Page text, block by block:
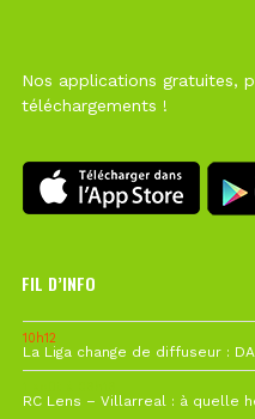
Nos applications gratuites,
téléchargements !
FIL D’INFO
10h12